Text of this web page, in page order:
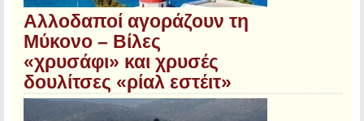
Αλλοδαποί αγοράζουν τη
Μύκονο – Βίλες
«χρυσάφι» και χρυσές
δουλίτσες «ρίαλ εστέιτ»